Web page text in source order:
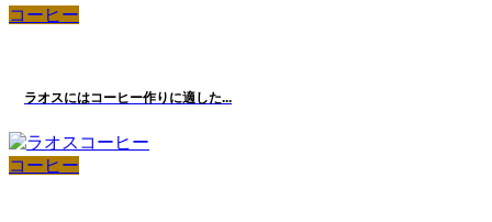
コーヒー
ラオスにはコーヒー作りに適した...
コーヒー